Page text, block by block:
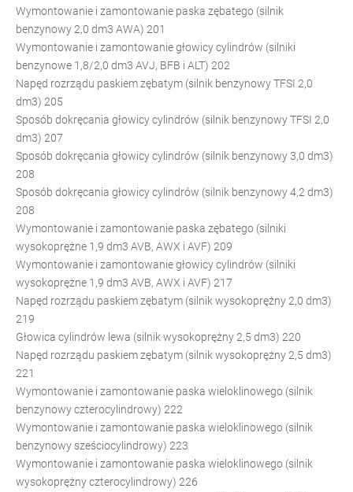
Wymontowanie i zamontowanie paska zębatego (silnik
benzynowy 2,0 dm3 AWA) 201
Wymontowanie i zamontowanie głowicy cylindrów (silniki
benzynowe 1,8/2,0 dm3 AVJ, BFB i ALT) 202
Napęd rozrządu paskiem zębatym (silnik benzynowy TFSI 2,0
dm3) 205
Sposób dokręcania głowicy cylindrów (silnik benzynowy TFSI 2,0
dm3) 207
Sposób dokręcania głowicy cylindrów (silnik benzynowy 3,0 dm3)
208
Sposób dokręcania głowicy cylindrów (silnik benzynowy 4,2 dm3)
208
Wymontowanie i zamontowanie paska zębatego (silniki
wysokoprężne 1,9 dm3 AVB, AWX i AVF) 209
Wymontowanie i zamontowanie głowicy cylindrów (silniki
wysokoprężne 1,9 dm3 AVB, AWX i AVF) 217
Napęd rozrządu paskiem zębatym (silnik wysokoprężny 2,0 dm3)
219
Głowica cylindrów lewa (silnik wysokoprężny 2,5 dm3) 220
Napęd rozrządu paskiem zębatym (silnik wysokoprężny 2,5 dm3)
221
Wymontowanie i zamontowanie paska wieloklinowego (silnik
benzynowy czterocylindrowy) 222
Wymontowanie i zamontowanie paska wieloklinowego (silnik
benzynowy sześciocylindrowy) 223
Wymontowanie i zamontowanie paska wieloklinowego (silnik
wysokoprężny czterocylindrowy) 226